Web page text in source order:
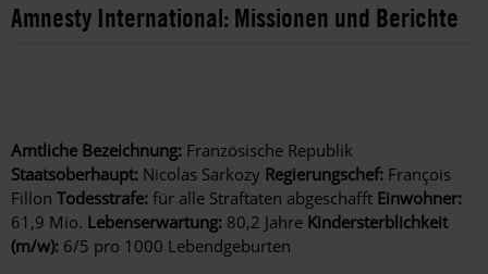
Amnesty International: Missionen und Berichte
Amtliche Bezeichnung: Französische Republik
Staatsoberhaupt: Nicolas Sarkozy Regierungschef: François
Fillon Todesstrafe: für alle Straftaten abgeschafft Einwohner:
61,9 Mio. Lebenserwartung: 80,2 Jahre Kindersterblichkeit
(m/w): 6/5 pro 1000 Lebendgeburten